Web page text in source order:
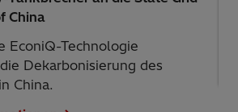
stärker ist als CO2, und
Jahre in der Atmosphäre.